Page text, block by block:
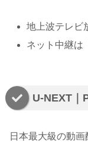
地上波テレビ
ネット中継は
U-NEXT｜
日本最大級の動